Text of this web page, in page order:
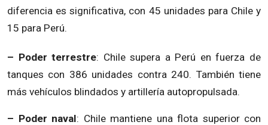
diferencia es significativa, con 45 unidades para Chile y
15 para Perú.
– Poder terrestre: Chile supera a Perú en fuerza de
tanques con 386 unidades contra 240. También tiene
más vehículos blindados y artillería autopropulsada.
– Poder naval: Chile mantiene una flota superior con